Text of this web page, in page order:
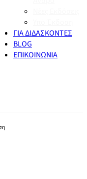
ΓΙΑ ΔΙΔΑΣΚΟΝΤΕΣ
BLOG
ΕΠΙΚΟΙΝΩΝΙΑ